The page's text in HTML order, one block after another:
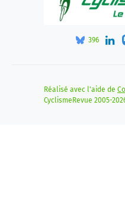
396
Réalisé avec l'aide de
CyclismeRevue 2005-